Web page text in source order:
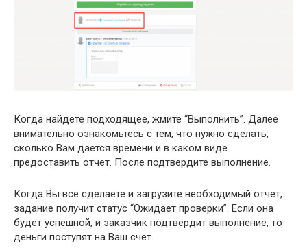
Когда найдете подходящее, жмите “Выполнить”. Далее
внимательно ознакомьтесь с тем, что нужно сделать,
сколько Вам дается времени и в каком виде
предоставить отчет. После подтвердите выполнение.
Когда Вы все сделаете и загрузите необходимый отчет,
задание получит статус “Ожидает проверки”. Если она
будет успешной, и заказчик подтвердит выполнение, то
деньги поступят на Ваш счет.